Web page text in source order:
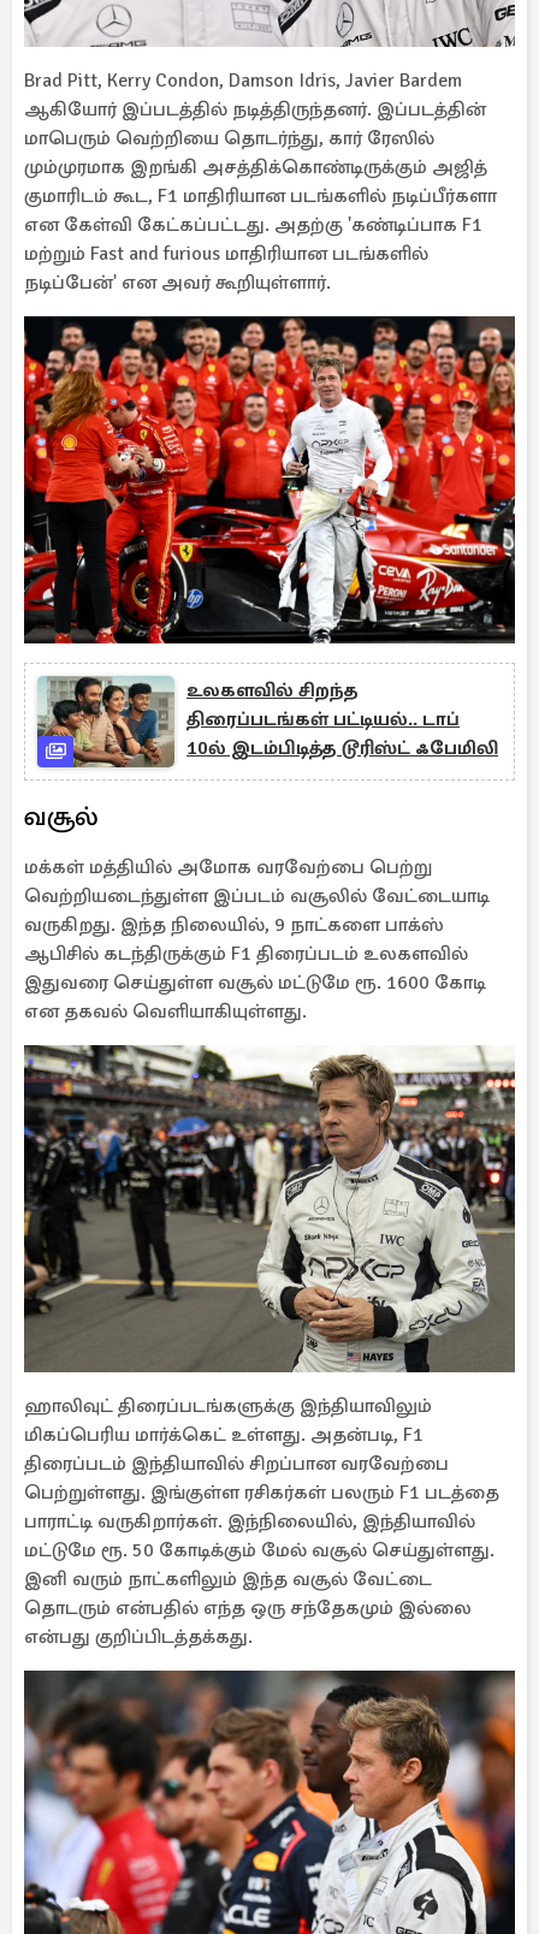
Brad Pitt, Kerry Condon, Damson Idris, Javier Bardem
ஆகியோர் இப்படத்தில் நடித்திருந்தனர். இப்படத்தின்
மாபெரும் வெற்றியை தொடர்ந்து, கார் ரேஸில்
மும்முரமாக இறங்கி அசத்திக்கொண்டிருக்கும் அஜித்
குமாரிடம் கூட, F1 மாதிரியான படங்களில் நடிப்பீர்களா
என கேள்வி கேட்கப்பட்டது. அதற்கு 'கண்டிப்பாக F1
மற்றும் Fast and furious மாதிரியான படங்களில்
நடிப்பேன்' என அவர் கூறியுள்ளார்.
உலகளவில் சிறந்த
திரைப்படங்கள் பட்டியல்.. டாப்
10ல் இடம்பிடித்த டூரிஸ்ட் ஃபேமிலி
வசூல்
மக்கள் மத்தியில் அமோக வரவேற்பை பெற்று
வெற்றியடைந்துள்ள இப்படம் வசூலில் வேட்டையாடி
வருகிறது. இந்த நிலையில், 9 நாட்களை பாக்ஸ்
ஆபிசில் கடந்திருக்கும் F1 திரைப்படம் உலகளவில்
இதுவரை செய்துள்ள வசூல் மட்டுமே ரூ. 1600 கோடி
என தகவல் வெளியாகியுள்ளது.
ஹாலிவுட் திரைப்படங்களுக்கு இந்தியாவிலும்
மிகப்பெரிய மார்க்கெட் உள்ளது. அதன்படி, F1
திரைப்படம் இந்தியாவில் சிறப்பான வரவேற்பை
பெற்றுள்ளது. இங்குள்ள ரசிகர்கள் பலரும் F1 படத்தை
பாராட்டி வருகிறார்கள். இந்நிலையில், இந்தியாவில்
மட்டுமே ரூ. 50 கோடிக்கும் மேல் வசூல் செய்துள்ளது.
இனி வரும் நாட்களிலும் இந்த வசூல் வேட்டை
தொடரும் என்பதில் எந்த ஒரு சந்தேகமும் இல்லை
என்பது குறிப்பிடத்தக்கது.